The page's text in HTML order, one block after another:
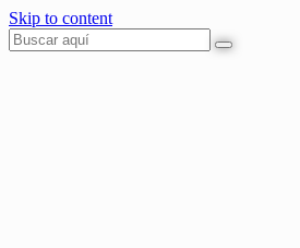
Skip to content